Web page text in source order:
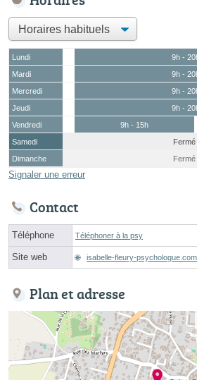
Lundi
9h -
Mardi
9h -
Mercredi
9h -
Jeudi
9h -
Vendredi
9h - 15h
Samedi
Fermé
Dimanche
Fermé
Signaler une erreur
Contact
Téléphone Téléphoner à la psy
Site web isabelle-fleury-psychologue.com
Plan et adresse